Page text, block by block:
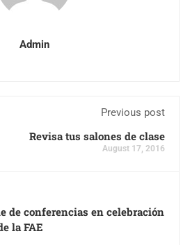
Admin
Previous post
Revisa tus salones de clase
August 17, 2016
de conferencias en celebración
la FAE